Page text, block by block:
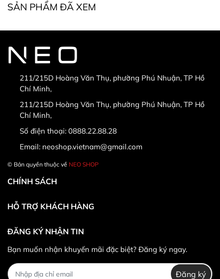
* Điều kiện bắt buộc khi đổi, trả hàng:
* Hàng được đổi trả khi:
SẢN PHẨM ĐÃ XEM
211/215D Hoàng Văn Thụ, phường Phú Nhuận, TP Hồ
Chí Minh,
211/215D Hoàng Văn Thụ, phường Phú Nhuận, TP Hồ
Chí Minh,
Số điện thoại: 0888.22.88.28
Email: neoshop.vietnam@gmail.com
© Bản quyền thuộc về NEO SHOP
CHÍNH SÁCH
HỖ TRỢ KHÁCH HÀNG
ĐĂNG KÝ NHẬN TIN
Bạn muốn nhận khuyến mãi đặc biệt? Đăng ký ngay.
Đăng ký